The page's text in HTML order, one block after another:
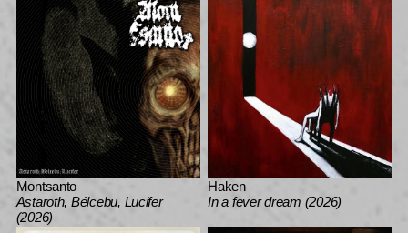
Montsanto
Astaroth, Bélcebu, Lucifer
(2026)
Haken
In a fever dream (2026)